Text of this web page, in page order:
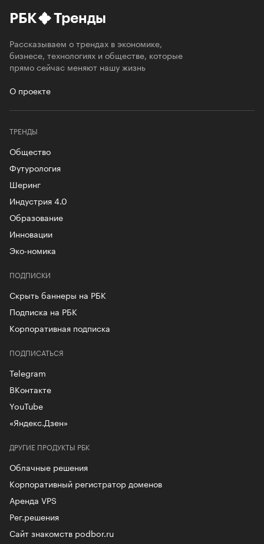
РБК Тренды
Рассказываем о трендах в экономике,
бизнесе, технологиях и обществе, которые
прямо сейчас меняют нашу жизнь
О проекте
ТРЕНДЫ
Общество
Футурология
Шеринг
Индустрия 4.0
Образование
Инновации
Эко-номика
ПОДПИСКИ
Скрыть баннеры на РБК
Подписка на РБК
Корпоративная подписка
ДРУГИЕ ПРОДУКТЫ РБК
Облачные решения
Корпоративный регистратор доменов
Аренда VPS
Рег.решения
Сайт знакомств podbor.ru
ПОДПИСАТЬСЯ
Telegram
ВКонтакте
YouTube
«Яндекс.Дзен»